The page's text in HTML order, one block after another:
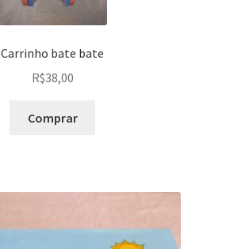
Carrinho bate bate
R$38,00
Comprar